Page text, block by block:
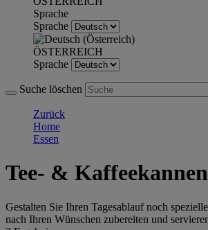
Sprache
Sprache
ÖSTERREICH
Sprache
Suche löschen
Zurück
Home
Essen
Tee- & Kaffeekannen
Gestalten Sie Ihren Tagesablauf noch
nach Ihren Wünschen zubereiten und